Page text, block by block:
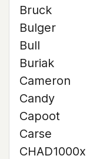
Bruck
Bulger
Bull
Buriak
Cameron
Candy
Capoot
Carse
CHAD1000x